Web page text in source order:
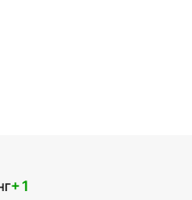
+1